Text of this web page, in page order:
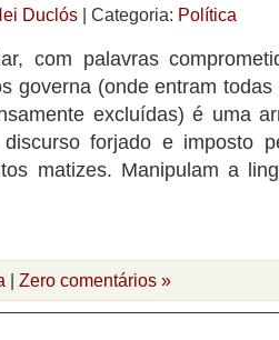
Duclós | Categoria: Política
com palavras
governa (onde entram
excluídas) é uma
forjado e imposto
matizes. Manipulam a
| Zero comentários »